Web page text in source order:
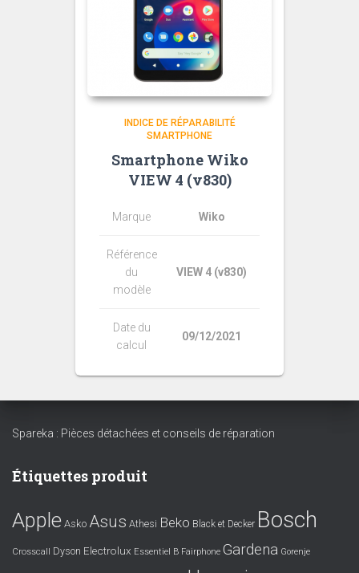
INDICE DE RÉPARABILITÉ
SMARTPHONE
Smartphone Wiko
VIEW 4 (v830)
Marque Wiko
Référence
du
modèle
VIEW 4 (v830)
Date du
calcul
09/12/2021
Spareka : Pièces détachées et conseils de réparation
Étiquettes produit
Apple Asko Asus Athesi Beko Black et Decker Bosch
Crosscall Dyson Electrolux Essentiel B Fairphone Gardena Gorenje